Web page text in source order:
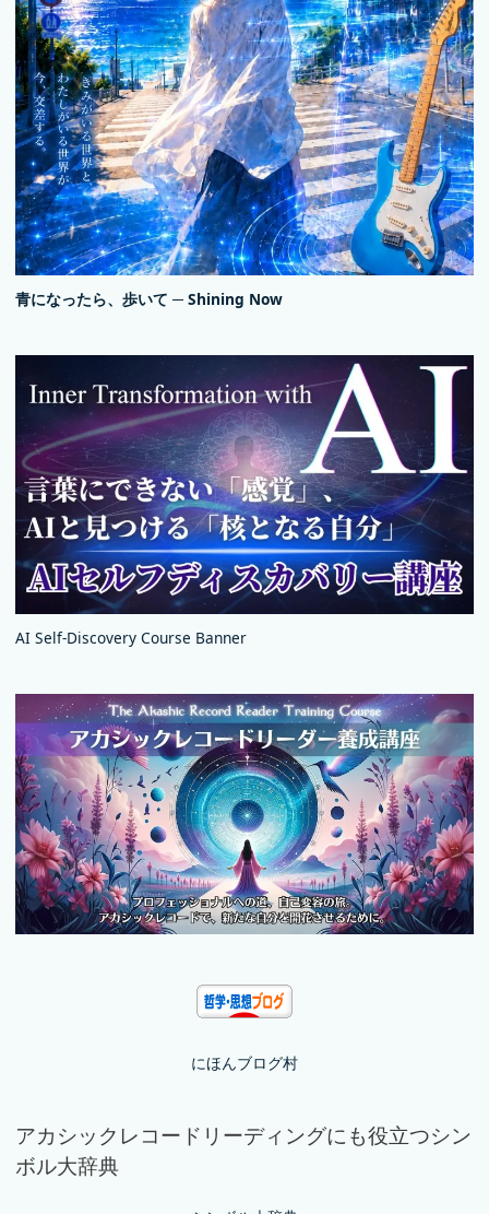
青になったら、歩いて ─ Shining Now
AI Self-Discovery Course Banner
にほんブログ村
アカシックレコードリーディングにも役立つシン
ボル大辞典